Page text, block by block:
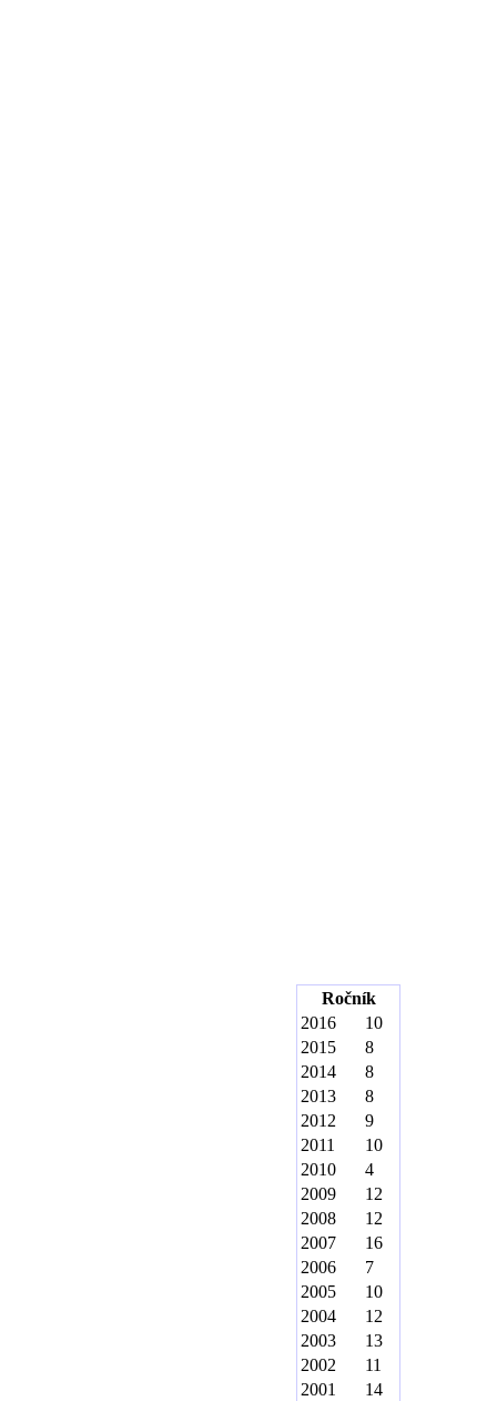
Ročník
2016
10
2015
8
2014
8
2013
8
2012
9
2011
10
2010
4
2009
12
2008
12
2007
16
2006
7
2005
10
2004
12
2003
13
2002
11
2001
14